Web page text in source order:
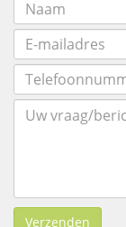
Verzenden